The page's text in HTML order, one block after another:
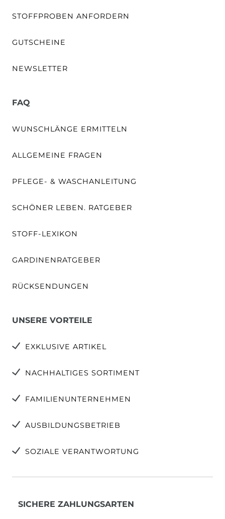
STOFFPROBEN ANFORDERN
GUTSCHEINE
NEWSLETTER
FAQ
WUNSCHLÄNGE ERMITTELN
ALLGEMEINE FRAGEN
PFLEGE- & WASCHANLEITUNG
SCHÖNER LEBEN. RATGEBER
STOFF-LEXIKON
GARDINENRATGEBER
RÜCKSENDUNGEN
UNSERE VORTEILE
EXKLUSIVE ARTIKEL
NACHHALTIGES SORTIMENT
FAMILIENUNTERNEHMEN
AUSBILDUNGSBETRIEB
SOZIALE VERANTWORTUNG
SICHERE ZAHLUNGSARTEN